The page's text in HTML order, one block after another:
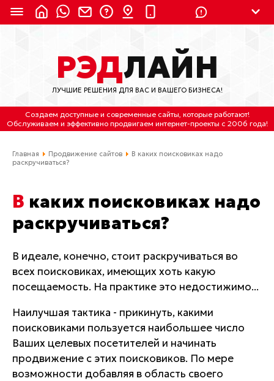
8 (800) 550-9899 (с 2:30 до 11:30 по
Мск)
Бесплатно по России
(4212) 658-653
(4212) 637-673
Отдельный вход \ Левый торец здания
Пн-пт. с 9:30 до 18:30 (по Хбк)
Все контакты
РЭДЛАЙН
ЛУЧШИЕ РЕШЕНИЯ ДЛЯ ВАС И ВАШЕГО БИЗНЕСА!
Создаем доступные и современные сайты, которые работают!
Обслуживаем и эффективно продвигаем интернет-проекты с 2006 года!
Главная Продвижение сайтов
В каких поисковиках надо
раскручиваться?
В каких поисковиках надо
раскручиваться?
В идеале, конечно, стоит раскручиваться во
всех поисковиках, имеющих хоть какую
посещаемость. На практике это недостижимо...
Наилучшая тактика - прикинуть, какими
поисковиками пользуется наибольшее число
Ваших целевых посетителей и начинать
продвижение с этих поисковиков. По мере
возможности добавляя в область своего